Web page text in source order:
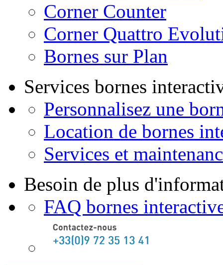
Corner Counter
Corner Quattro
Bornes sur Plan
Services bornes
Personnalisez une
Location de bornes
Services et
Besoin de plus
FAQ bornes